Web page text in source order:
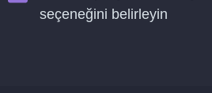
seçeneğini belirleyin